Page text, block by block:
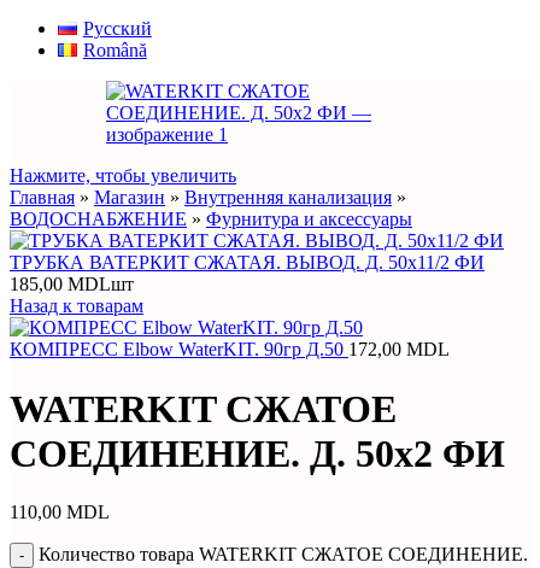
Русский
Română
Нажмите, чтобы увеличить
Главная » Магазин » Внутренняя канализация »
ВОДОСНАБЖЕНИЕ » Фурнитура и аксессуары
ТРУБКА ВАТЕРКИТ СЖАТАЯ. ВЫВОД. Д. 50х11/2 ФИ
185,00 MDLшт
Назад к товарам
КОМПРЕСС Elbow WaterKIT. 90гр Д.50 172,00 MDL
WATERKIT СЖАТОЕ
СОЕДИНЕНИЕ. Д. 50х2 ФИ
110,00 MDL
Количество товара WATERKIT СЖАТОЕ СОЕДИНЕНИЕ.